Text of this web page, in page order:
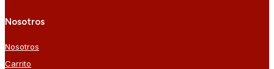
Nosotros
Nosotros
Carrito